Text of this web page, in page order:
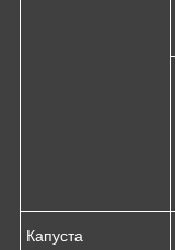
Капуста